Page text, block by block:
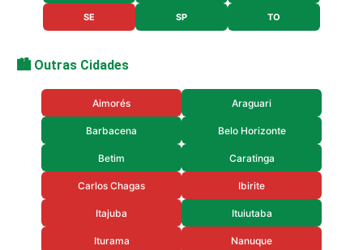
SE SP TO
🏙️ Outras Cidades
Aimorés Araguari
Barbacena Belo Horizonte
Betim Caratinga
Carlos Chagas Ibirite
Itajuba Ituiutaba
Iturama Nanuque